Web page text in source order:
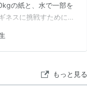
の紙と、水で一部を
ネスに挑戦すために
を突破しました
もっと見る